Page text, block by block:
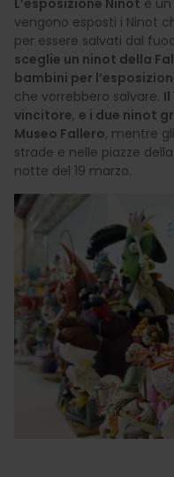
L’esposizione Ninot è
vengono esposti i Ninot
per essere salvati dal
sceglie un ninot della
bambini per
che vorrebbero salvare.
vincitore, e i due ninot
Museo Fallero, mentre
strade e nelle piazze
notte del 19 marzo.